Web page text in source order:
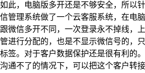
如此，电脑版多开还是不够安全，所以
信管理系统做了一个云客服系统，在电
跟微信多开不同，一次登录永不掉线，
管进行分配的，也是不显示微信号的，
标签。对于客户数据保护还是很有利的
沟通不了的情况下，可以把这个客户转